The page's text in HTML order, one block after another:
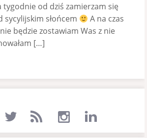
tygodnie od dziś zamierzam się
sycylijskim słońcem
A na czas
będzie zostawiam Was z nie
[…]